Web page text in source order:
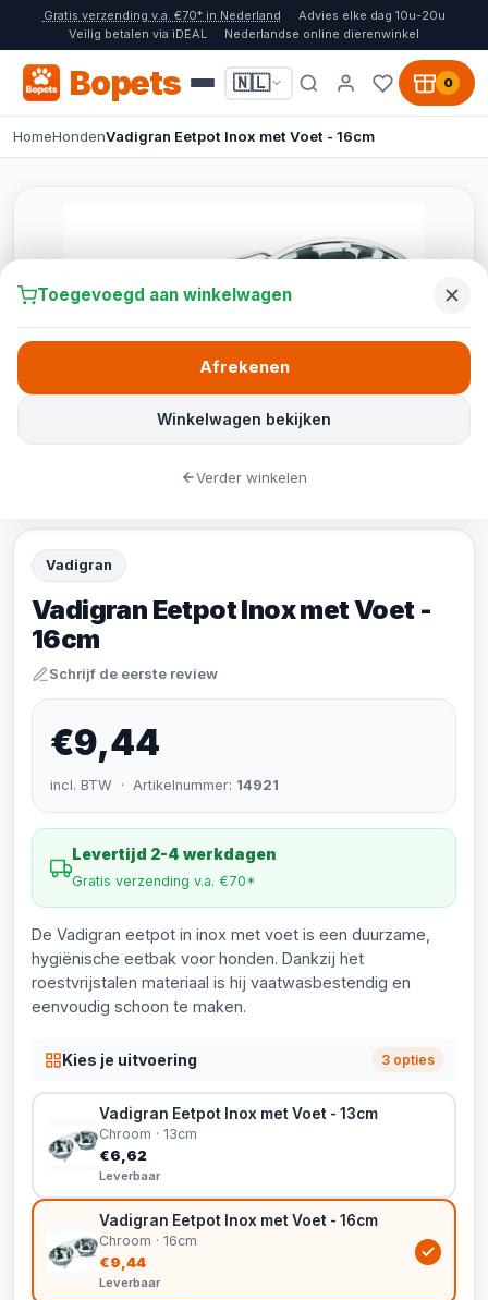
Gratis verzending v.a. €70* in Nederland
Advies elke dag 10u-20u
Veilig betalen via iDEAL
Nederlandse online dierenwinkel
Bopets 🇳🇱 0
HomeHondenVadigran Eetpot Inox met Voet - 16cm
Vadigran
Vadigran Eetpot Inox met Voet -
16cm
Schrijf de eerste review
€9,44
incl. BTW · Artikelnummer: 14921
Levertijd 2-4 werkdagen
Gratis verzending v.a. €70*
De Vadigran eetpot in inox met voet is een duurzame,
hygiënische eetbak voor honden. Dankzij het
roestvrijstalen materiaal is hij vaatwasbestendig en
eenvoudig schoon te maken.
Kies je uitvoering 3 opties
Vadigran Eetpot Inox met Voet - 13cm
Chroom · 13cm
€6,62
Leverbaar
Vadigran Eetpot Inox met Voet - 16cm
Chroom · 16cm
€9,44
Leverbaar
Toegevoegd aan winkelwagen
Winkelwagen bekijken
Afrekenen
Verder winkelen